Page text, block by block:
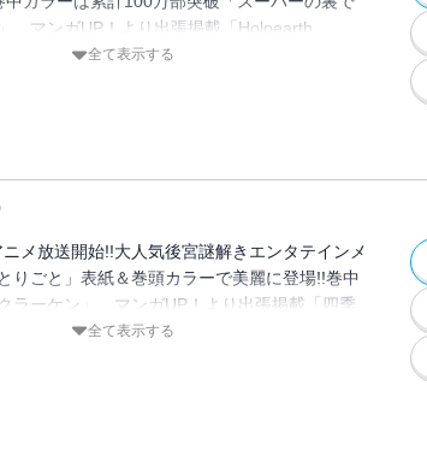
案：しのとうこ／「獄卒クラーケン」原作：
流ケイ／「カデンメイデン」ワキサカ／「君
作画：acca 原案：嵯門モネルラ／「ANTI
カスフィルム 原案：ウォルト・ディズニー・
：大沢祐輔
千剣の魔術師と呼ばれた剣士」原作：高光晶
文庫／KADOKAWA刊） キャラクター原案：
うこ／「神様が見てないから」原作：伊角香
「SHIORI EXPERIENCE ジミなわたしとヘン
悠幸 町田一八／「怜-Toki-」原案：小林立
「私たちはどう生けるか」百八／「父は英雄、
は転生者。」原作：松浦（カドカワ
大堀ユタカ キャラクター原案：keepout／
本体／「スター・ウォーズ：マンダロリアン」
、マンガUP！より出張掲載「Holoearth
ヤマト神想怪異譚」２作品!!※紙で発行した雑
ンサルン／「ひきこまり吸血姫の悶々」原
文庫／ＳＢクリエイティブ刊） キャラクタ
いちゅ／「ゴブリンスレイヤー」原作：蝸牛く
Ｂクリエイティブ刊） 作画：黒瀬浩介 キャ
奈月昇／「モスクワ2160」原作：蝸牛くも
全て表示する
メ放送開始!!大人気後宮謎解きエンタテインメ
りごと」表紙＆巻頭カラーで美麗に登場!!巻中
ラーケン」、マンガUP！より出張掲載「四季
召喚された世界で春を司るお仕事します～」２
全て表示する